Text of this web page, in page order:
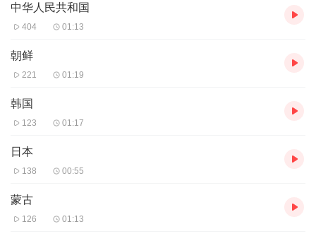
中华人民共和国
404 01:13
朝鲜
221 01:19
韩国
123 01:17
日本
138 00:55
蒙古
126 01:13